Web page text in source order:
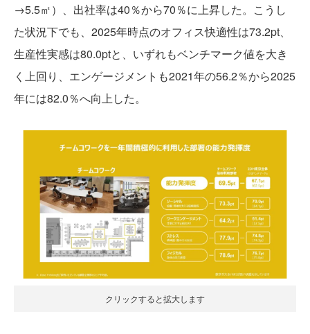
→5.5㎡）、出社率は40％から70％に上昇した。こうし
た状況下でも、2025年時点のオフィス快適性は73.2pt、
生産性実感は80.0ptと、いずれもベンチマーク値を大き
く上回り、エンゲージメントも2021年の56.2％から2025
年には82.0％へ向上した。
クリックすると拡大します